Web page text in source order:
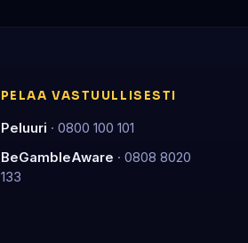
PELAA VASTUULLISESTI
Peluuri · 0800 100 101
BeGambleAware · 0808 8020
133